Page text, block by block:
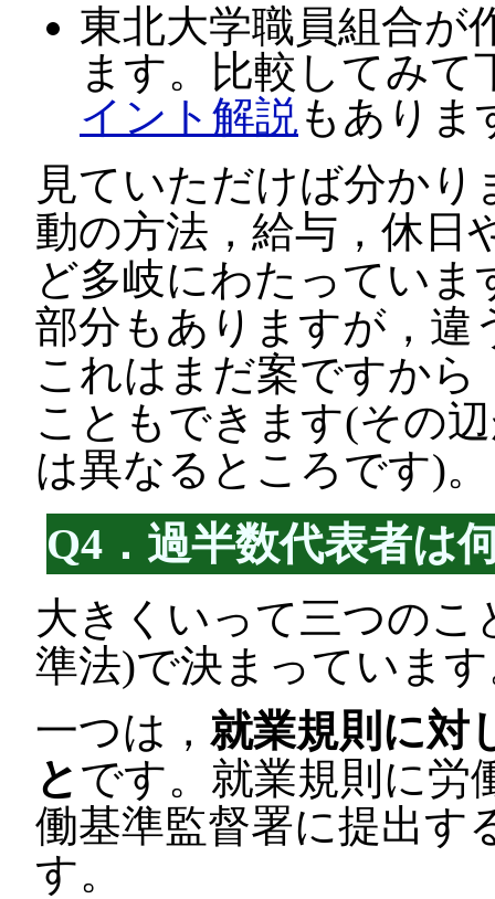
東北大学職員組合が
ます。比較してみて
イント解説もありま
見ていただけば分か
動の方法，給与，休日
ど多岐にわたってい
部分もありますが，違
これはまだ案ですか
こともできます(その
は異なるところです)。
Q4．過半数代表者は
大きくいって三つのこ
準法)で決まっていま
一つは， 就業規則に対
と です。就業規則に労
働基準監督署に提出す
す。